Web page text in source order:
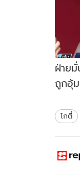
ฝ่าย
ถูกอุ้ม
โกตี๋